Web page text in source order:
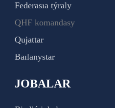
Federasıa týraly
QHF komandasy
Qujattar
Baılanystar
JOBALAR